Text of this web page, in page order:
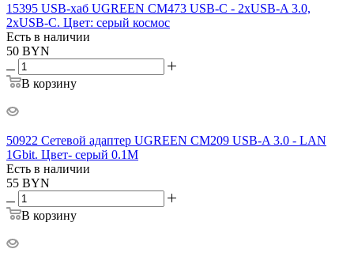
15395 USB-хаб UGREEN CM473 USB-C - 2xUSB-A 3.0,
2xUSB-C. Цвет: серый космос
Есть в наличии
50 BYN
В корзину
50922 Сетевой адаптер UGREEN CM209 USB-A 3.0 - LAN
1Gbit. Цвет- серый 0.1М
Есть в наличии
55 BYN
В корзину